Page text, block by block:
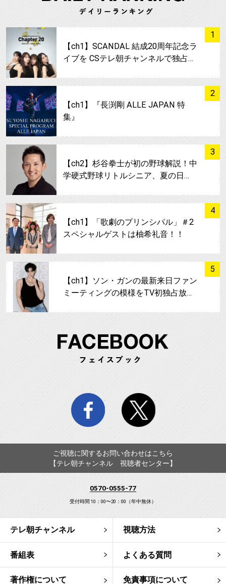
1
【ch1】SCANDAL 結成20周年記念ラ
イブを CSテレ朝チャンネルで独占…
2
サムネイル
【ch1】『長渕剛 ALLE JAPAN 特
集』
3
【ch2】杉谷拳士が初の野球解説！中
学硬式野球リトルシニア、夏の日…
4
サムネイル
【ch1】「歌劇のプリンシパル」＃2
スペシャルゲストは柚希礼音！！
5
【ch1】ソン・ガンの最新来日ファン
ミーティングの模様をTV初独占放…
facebook twitter
ご視聴に関するお問い合わせはこちら
【テレ朝チャンネル 視聴者センター】
0570-0555-77
受付時間 10：00〜20：00（年中無休）
テレ朝チャンネル 視聴方法
番組表 よくある質問
著作権について 免責事項について